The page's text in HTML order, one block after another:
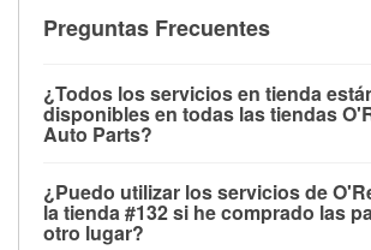
Preguntas Frecuentes
¿Todos los servicios en tienda
disponibles en todas las tiendas
Auto Parts?
las pruebas de batería, pruebas de
motor de arranque, revisión de la luz
¿Puedo utilizar los servicios de
la tienda #132 si he comprado las
otro lugar?